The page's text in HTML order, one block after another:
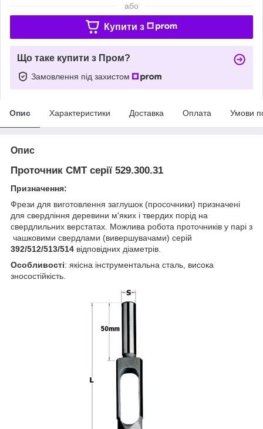
або
Купити з
Що таке купити з Пром?
Замовлення під захистом
Опис Характеристики Доставка Оплата Умови
Опис
Проточник CMT серії 529.300.31
Призначення:
Фрези для виготовлення заглушок (просочники) призначені
для свердління деревини м'яких і твердих порід на
свердлильних верстатах. Можлива робота проточників у парі з
чашковими свердлами (вивершувачами) серій
392/512/513/514 відповідних діаметрів.
Особливості: якісна інструментальна сталь, висока
зносостійкість.